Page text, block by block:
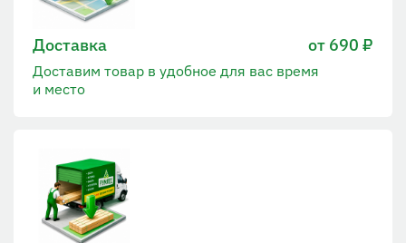
Доставка от 690 ₽
Доставим товар в удобное для вас время
и место